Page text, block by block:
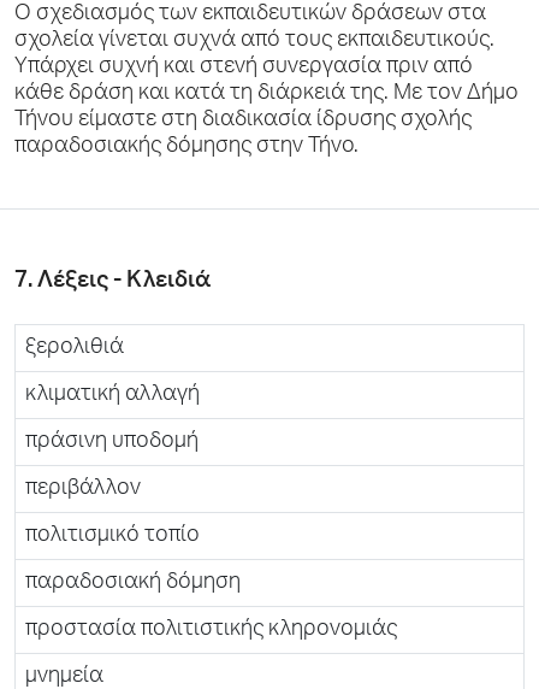
Ο σχεδιασμός των εκπαιδευτικών δράσεων στα
σχολεία γίνεται συχνά από τους εκπαιδευτικούς.
Υπάρχει συχνή και στενή συνεργασία πριν από
κάθε δράση και κατά τη διάρκειά της. Με τον Δήμο
Τήνου είμαστε στη διαδικασία ίδρυσης σχολής
παραδοσιακής δόμησης στην Τήνο.
7. Λέξεις - Κλειδιά
ξερολιθιά
κλιματική αλλαγή
πράσινη υποδομή
περιβάλλον
πολιτισμικό τοπίο
παραδοσιακή δόμηση
προστασία πολιτιστικής κληρονομιάς
μνημεία